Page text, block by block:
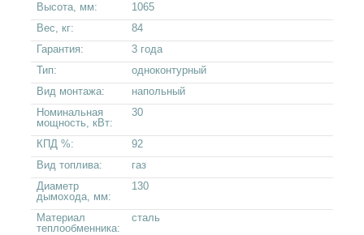
Высота, мм:
1065
Вес, кг:
84
Гарантия:
3 года
Тип:
одноконтурный
Вид монтажа:
напольный
Номинальная
мощность, кВт:
30
КПД %:
92
Вид топлива:
газ
Диаметр
дымохода, мм:
130
Материал
теплообменника:
сталь